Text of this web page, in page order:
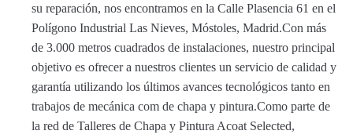
su reparación, nos encontramos en la Calle Plasencia 61 en el
Polígono Industrial Las Nieves, Móstoles, Madrid.Con más
de 3.000 metros cuadrados de instalaciones, nuestro principal
objetivo es ofrecer a nuestros clientes un servicio de calidad y
garantía utilizando los últimos avances tecnológicos tanto en
trabajos de mecánica com de chapa y pintura.Como parte de
la red de Talleres de Chapa y Pintura Acoat Selected,